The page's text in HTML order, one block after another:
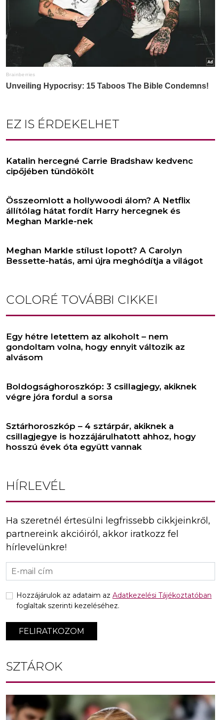
EZ IS ÉRDEKELHET
Katalin hercegné Carrie Bradshaw kedvenc
cipőjében tündökölt
Összeomlott a hollywoodi álom? A Netflix
állítólag hátat fordít Harry hercegnek és
Meghan Markle-nek
Meghan Markle stílust lopott? A Carolyn
Bessette-hatás, ami újra meghódítja a világot
COLORÉ TOVÁBBI CIKKEI
Egy hétre letettem az alkoholt – nem
gondoltam volna, hogy ennyit változik az
alvásom
Boldogsághoroszkóp: 3 csillagjegy, akiknek
végre jóra fordul a sorsa
Sztárhoroszkóp – 4 sztárpár, akiknek a
csillagjegye is hozzájárulhatott ahhoz, hogy
hosszú évek óta együtt vannak
HÍRLEVÉL
Ha szeretnél értesülni legfrissebb cikkjeinkről,
partnereink akcióiról, akkor iratkozz fel
hírlevelünkre!
FELIRATKOZOM
Hozzájárulok az adataim az Adatkezelési Tájékoztatóban
foglaltak szerinti kezeléséhez.
SZTÁROK